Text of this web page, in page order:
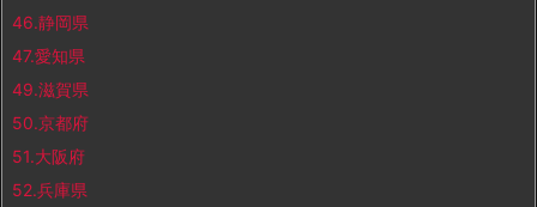
46.静岡県
47.愛知県
49.滋賀県
50.京都府
51.大阪府
52.兵庫県